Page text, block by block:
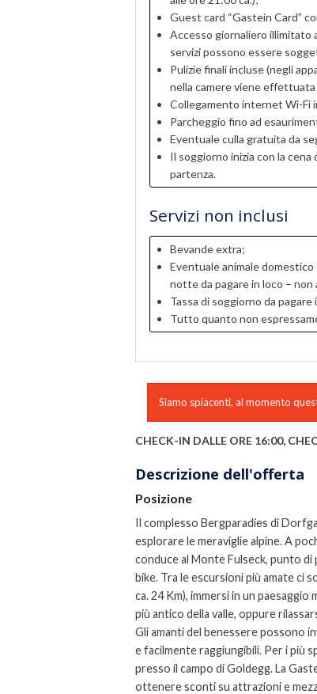
Guest card “Gastein Card”
Accesso giornaliero illimitato
servizi possono essere
Pulizie finali incluse (negli
nella camere viene effettuata
Collegamento internet Wi-Fi
Parcheggio fino ad
Eventuale culla gratuita da
Il soggiorno inizia con la
partenza.
Servizi non inclusi
Bevande extra;
Eventuale animale
notte da pagare in loco – non
Tassa di soggiorno da
Tutto quanto non
Siamo spiacenti, al momento
CHECK-IN DALLE ORE 16:00,
Descrizione dell'offerta
Posizione
Il complesso Bergparadies di
esplorare le meraviglie alpine. A
conduce al Monte Fulseck, punto
bike. Tra le escursioni più amate ci
ca. 24 Km), immersi in un
più antico della valle, oppure
Gli amanti del benessere possono
e facilmente raggiungibili. Per i più
presso il campo di Goldegg. La
ottenere sconti su attrazioni e